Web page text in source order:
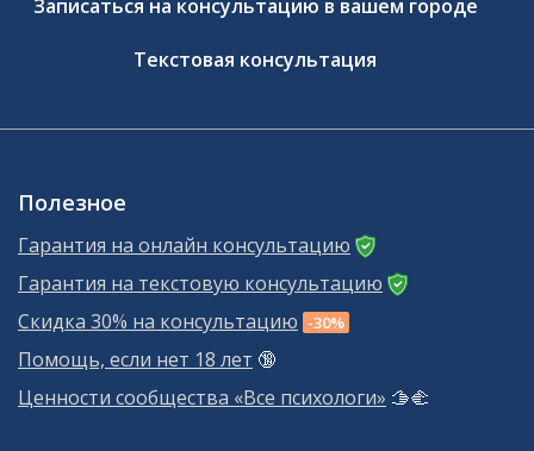
Записаться на консультацию в вашем городе
Текстовая консультация
Полезное
Гарантия на онлайн консультацию
Гарантия на текстовую консультацию
Скидка 30% на консультацию -30%
Помощь, если нет 18 лет 🔞
Ценности сообщества «Все психологи» 🫱‍🫲